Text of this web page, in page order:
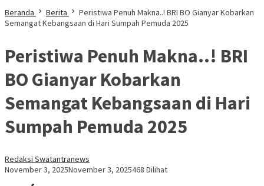
Beranda Berita
Peristiwa Penuh Makna..! BRI BO Gianyar Kobarkan
Semangat Kebangsaan di Hari Sumpah Pemuda 2025
Peristiwa Penuh Makna..! BRI
BO Gianyar Kobarkan
Semangat Kebangsaan di Hari
Sumpah Pemuda 2025
Redaksi Swatantranews
November 3, 2025November 3, 2025468 Dilihat